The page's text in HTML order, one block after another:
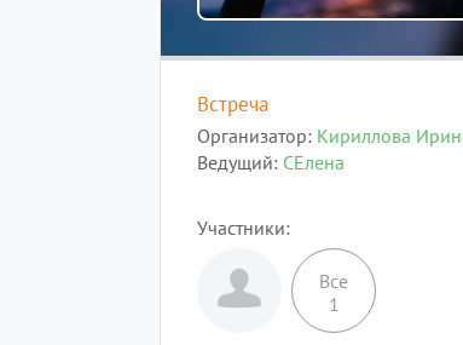
Встреча
Организатор Кириллова
Ведущий СЕлена
Участники
Все
1